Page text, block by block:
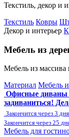
Текстиль, декор и
Текстиль Ковры
Декор и интерьер
Мебель из
Мебель из массива
Материал Мебель
Офисные диваны
задиваниться!
Закончится через 3 дня
Закончится через 25
Мебель для